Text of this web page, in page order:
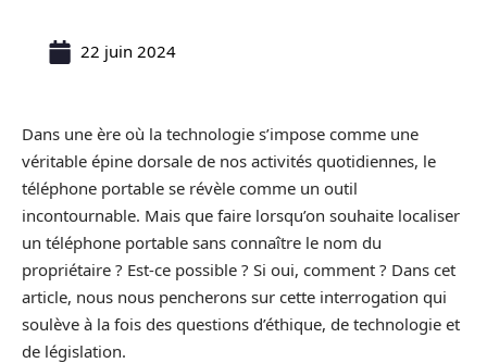
22 juin 2024
Dans une ère où la technologie s’impose comme une
véritable épine dorsale de nos activités quotidiennes, le
téléphone portable se révèle comme un outil
incontournable. Mais que faire lorsqu’on souhaite localiser
un téléphone portable sans connaître le nom du
propriétaire ? Est-ce possible ? Si oui, comment ? Dans cet
article, nous nous pencherons sur cette interrogation qui
soulève à la fois des questions d’éthique, de technologie et
de législation.